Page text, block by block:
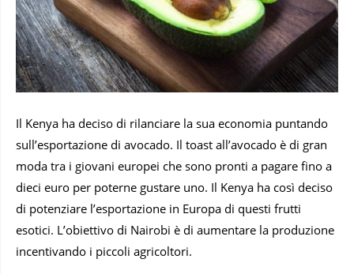
Il Kenya ha deciso di rilanciare la sua economia puntando
sull’esportazione di avocado. Il toast all’avocado è di gran
moda tra i giovani europei che sono pronti a pagare fino a
dieci euro per poterne gustare uno. Il Kenya ha così deciso
di potenziare l’esportazione in Europa di questi frutti
esotici. L’obiettivo di Nairobi è di aumentare la produzione
incentivando i piccoli agricoltori.